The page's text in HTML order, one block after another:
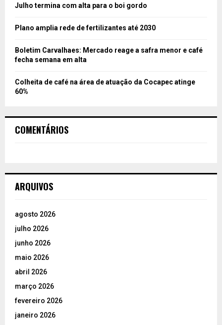
Julho termina com alta para o boi gordo
Plano amplia rede de fertilizantes até 2030
Boletim Carvalhaes: Mercado reage a safra menor e café
fecha semana em alta
Colheita de café na área de atuação da Cocapec atinge
60%
COMENTÁRIOS
ARQUIVOS
agosto 2026
julho 2026
junho 2026
maio 2026
abril 2026
março 2026
fevereiro 2026
janeiro 2026